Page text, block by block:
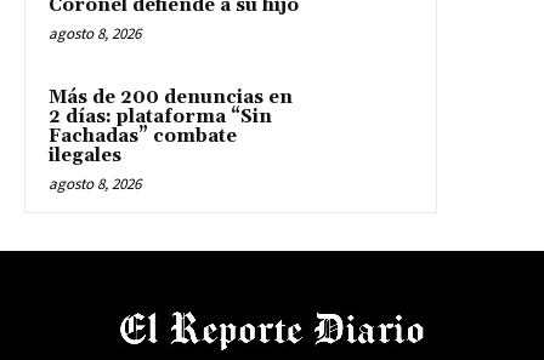
Coronel defiende a su hijo
agosto 8, 2026
Más de 200 denuncias en
2 días: plataforma “Sin
Fachadas” combate
ilegales
agosto 8, 2026